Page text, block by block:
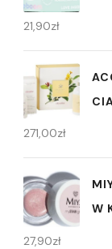
21,90zł
271,00zł
W
27,90zł